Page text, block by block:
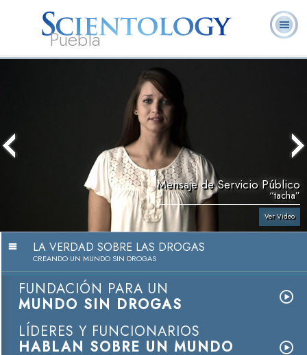
Puebla
Voluntarios
Mensaje de Servicio Público
“tacha”
Ver Video
LA VERDAD SOBRE LAS DROGAS
CREANDO UN MUNDO SIN DROGAS
FUNDACIÓN PARA UN
MUNDO SIN DROGAS
LÍDERES Y FUNCIONARIOS
HABLAN SOBRE UN MUNDO